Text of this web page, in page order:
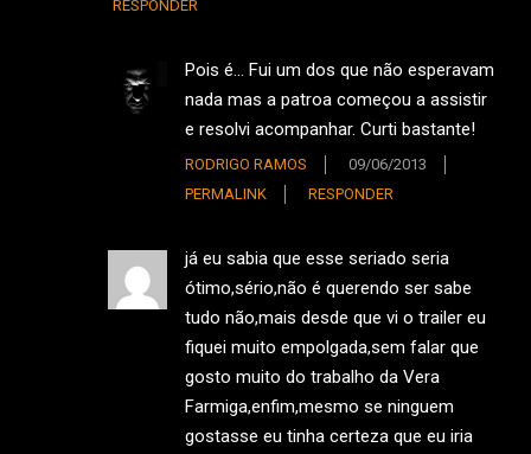
RESPONDER
Pois é… Fui um dos que não esperavam
nada mas a patroa começou a assistir
e resolvi acompanhar. Curti bastante!
RODRIGO RAMOS
09/06/2013
PERMALINK
RESPONDER
já eu sabia que esse seriado seria
ótimo,sério,não é querendo ser sabe
tudo não,mais desde que vi o trailer eu
fiquei muito empolgada,sem falar que
gosto muito do trabalho da Vera
Farmiga,enfim,mesmo se ninguem
gostasse eu tinha certeza que eu iria